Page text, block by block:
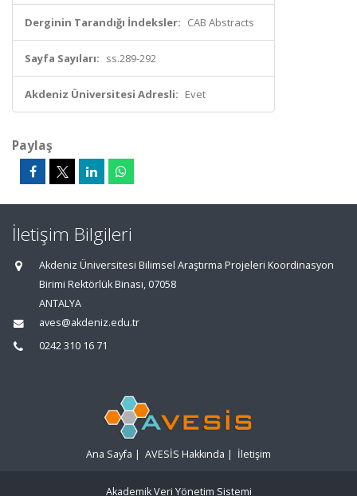
Derginin Tarandığı İndeksler: CAB Abstracts
Sayfa Sayıları: ss.289-292
Akdeniz Üniversitesi Adresli: Evet
Paylaş
İletişim Bilgileri
Akdeniz Üniversitesi Bilimsel Araştırma Projeleri Koordinasyon
Birimi Rektörlük Binası, 07058
ANTALYA
aves@akdeniz.edu.tr
0242 310 16 71
Ana Sayfa | AVESİS Hakkında | İletişim
Akademik Veri Yönetim Sistemi